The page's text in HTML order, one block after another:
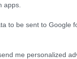
apps.
to be sent to Google
me personalized